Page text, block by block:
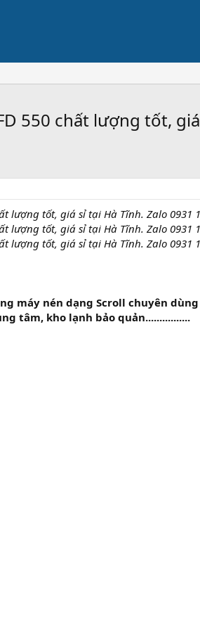
550 chất lượng tốt,
lượng tốt, giá sỉ tại Hà Tĩnh. Zalo 0931
lượng tốt, giá sỉ tại Hà Tĩnh. Zalo 0931
lượng tốt, giá sỉ tại Hà Tĩnh. Zalo 0931
máy nén dạng Scroll chuyên
tâm, kho lạnh bảo quản................